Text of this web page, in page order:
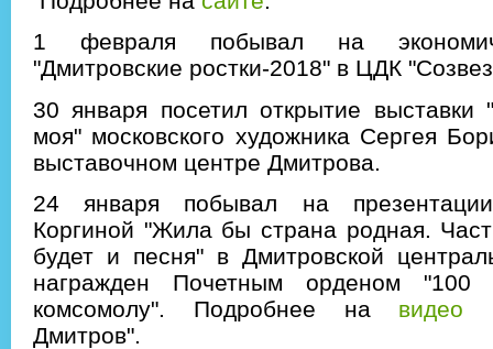
1 февраля побывал на
"Дмитровские ростки-2018" в ЦДК
30 января посетил открытие выставки
моя" московского художника Сергея
выставочном центре Дмитрова.
24 января побывал на
Коргиной "Жила бы страна родная.
будет и песня" в Дмитровской
награжден Почетным орденом "100
комсомолу". Подробнее на видео
Дмитров".